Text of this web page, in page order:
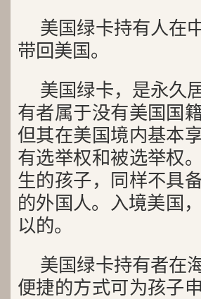
美国绿卡持有人在
带回美国。
美国绿卡，是永久
有者属于没有美国国
但其在美国境内基本
有选举权和被选举权
生的孩子，同样不具
的外国人。入境美国
以的。
美国绿卡持有者在
便捷的方式可为孩子